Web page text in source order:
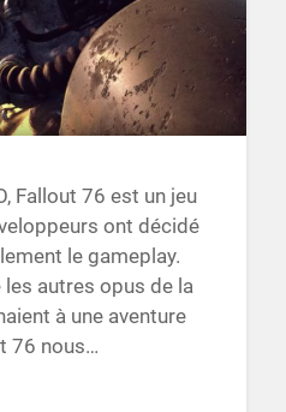
Fallout 76 est un jeu
ont décidé
le gameplay.
autres opus de la
à une aventure
76 nous…